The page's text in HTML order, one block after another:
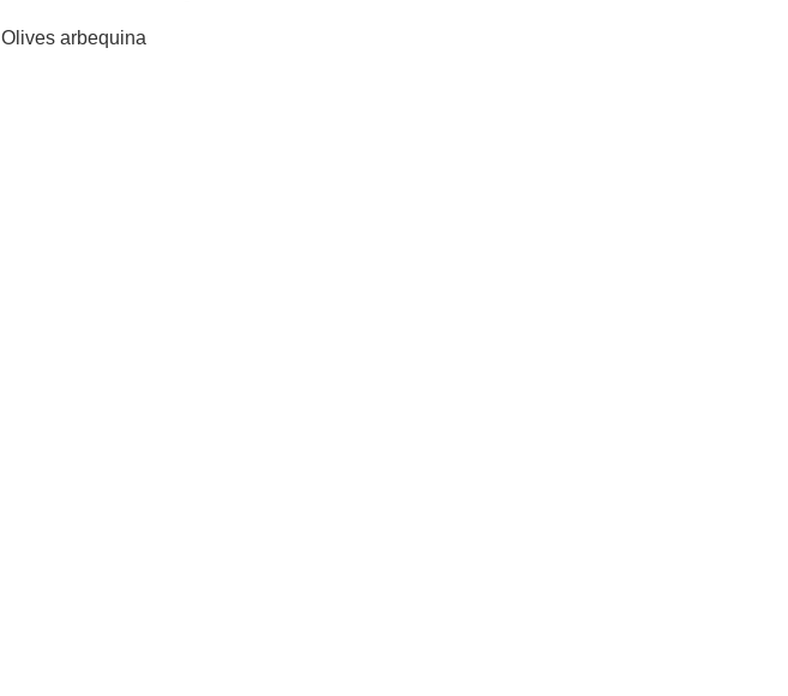
Olives arbequina